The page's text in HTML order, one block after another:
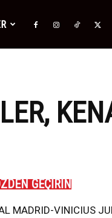
GEÇİRİN
MADRID-VINICIUS